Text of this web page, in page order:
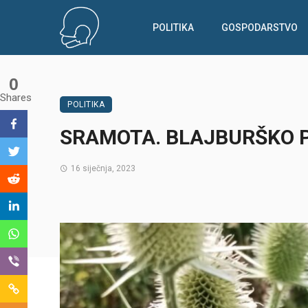
POLITIKA GOSPODARSTVO
POLITIKA
SRAMOTA. BLAJBURŠKO
16 siječnja, 2023
0
Shares